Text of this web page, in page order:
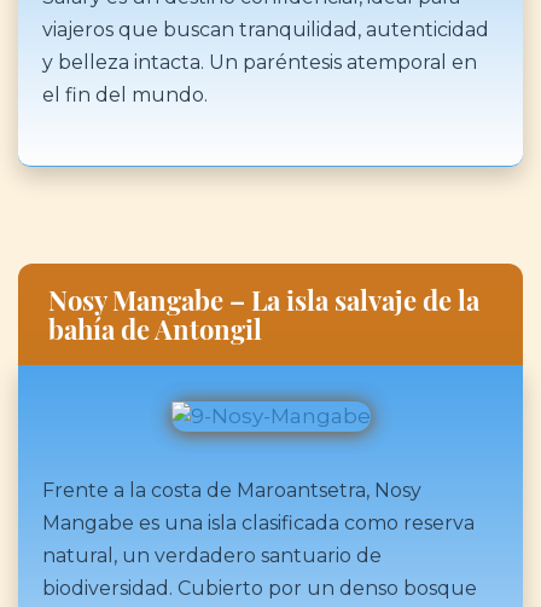
viajeros que buscan tranquilidad, autenticidad
y belleza intacta. Un paréntesis atemporal en
el fin del mundo.
Nosy Mangabe – La isla salvaje de la
bahía de Antongil
Frente a la costa de Maroantsetra, Nosy
Mangabe es una isla clasificada como reserva
natural, un verdadero santuario de
biodiversidad. Cubierto por un denso bosque